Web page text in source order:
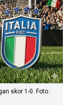
skor 1-0. Foto :